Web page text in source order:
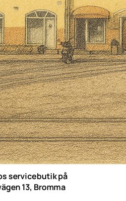
servicebutik på
13, Bromma